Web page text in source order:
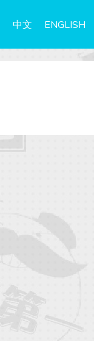
中文 ENGLISH